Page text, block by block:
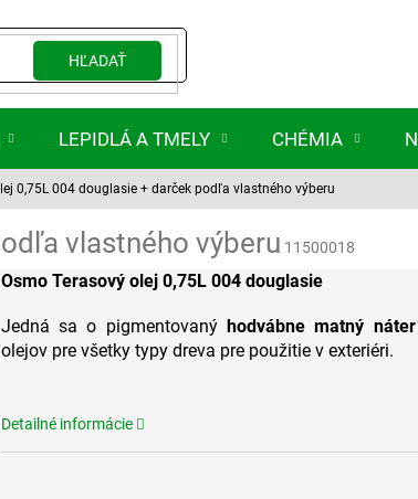
HĽADAŤ
LEPIDLÁ A TMELY CHÉMIA
0,75L 004 douglasie + darček podľa vlastného výberu
vlastného výberu 11500018
Osmo Terasový olej 0,75L 004 douglasie
Jedná sa o pigmentovaný hodvábne matný náter
olejov pre všetky typy dreva pre použitie v exteriéri.
Detailné informácie